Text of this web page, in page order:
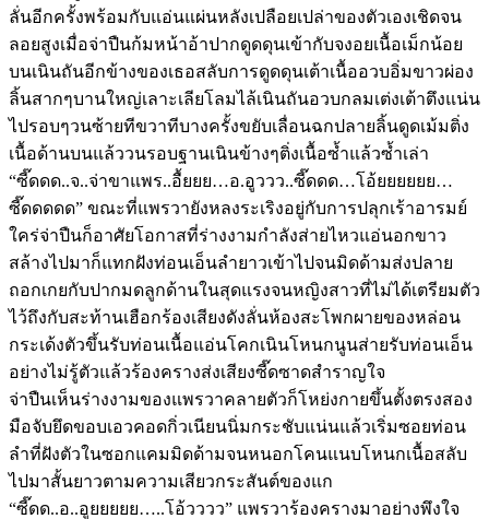
ลั่นอีกครั้งพร้อมกับแอ่นแผ่นหลังเปลือยเปล่าของตัวเองเชิดจน
ลอยสูงเมื่อจ่าปืนก้มหน้าอ้าปากดูดดุนเข้ากับจงอยเนื้อเม็กน้อย
บนเนินถันอีกข้างของเธอสลับการดูดดุนเต้าเนื้ออวบอิ่มขาวผ่อง
ลิ้นสากๆบานใหญ่เลาะเลียโลมไล้เนินถันอวบกลมเต่งเต้าตึงแน่น
ไปรอบๆวนซ้ายทีขวาทีบางครั้งขยับเลื่อนฉกปลายลิ้นดูดเม้มติ่ง
เนื้อด้านบนแล้ววนรอบฐานเนินข้างๆติ่งเนื้อซ้ำแล้วซ้ำเล่า
“ซี๊ดดด..จ..จ่าขาแพร..อื้ยยย…อ.อูววว..ซี๊ดดด…โอ้ยยยยยย…
ซี๊ดดดดด” ขณะที่แพรวายังหลงระเริงอยู่กับการปลุกเร้าอารมย์
ใคร่จ่าปืนก็อาศัยโอกาสที่ร่างงามกำลังส่ายไหวแอ่นอกขาว
สล้างไปมาก็แทกฝังท่อนเอ็นลำยาวเข้าไปจนมิดด้ามส่งปลาย
ถอกเกยกับปากมดลูกด้านในสุดแรงจนหญิงสาวที่ไม่ได้เตรียมตัว
ไว้ถึงกับสะท้านเฮือกร้องเสียงดังลั่นห้องสะโพกผายของหล่อน
กระเด้งตัวขึ้นรับท่อนเนื้อแอ่นโคกเนินโหนกนูนส่ายรับท่อนเอ็น
อย่างไม่รู้ตัวแล้วร้องครางส่งเสียงซี๊ดซาดสำราญใจ
จ่าปืนเห็นร่างงามของแพรวาคลายตัวก็โหย่งกายขึ้นตั้งตรงสอง
มือจับยึดขอบเอวคอดกิ่วเนียนนิ่มกระชับแน่นแล้วเริ่มซอยท่อน
ลำที่ฝังตัวในซอกแคมมิดด้ามจนหนอกโคนแนบโหนกเนื้อสลับ
ไปมาสั้นยาวตามความเสียวกระสันต์ของแก
“ซี๊ดด..อ..อูยยยยย…..โอ้วววว” แพรวาร้องครางมาอย่างพึงใจ